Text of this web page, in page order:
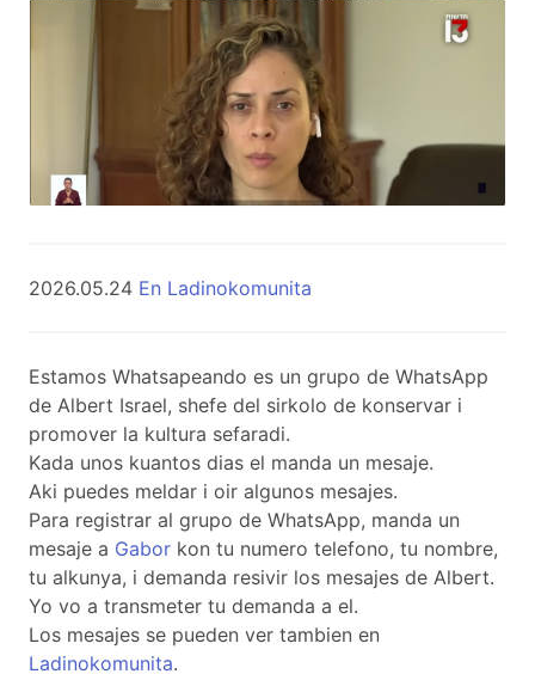
2026.05.24 En Ladinokomunita
Estamos Whatsapeando es un grupo de WhatsApp
de Albert Israel, shefe del sirkolo de konservar i
promover la kultura sefaradi.
Kada unos kuantos dias el manda un mesaje.
Aki puedes meldar i oir algunos mesajes.
Para registrar al grupo de WhatsApp, manda un
mesaje a Gabor kon tu numero telefono, tu nombre,
tu alkunya, i demanda resivir los mesajes de Albert.
Yo vo a transmeter tu demanda a el.
Los mesajes se pueden ver tambien en
Ladinokomunita.